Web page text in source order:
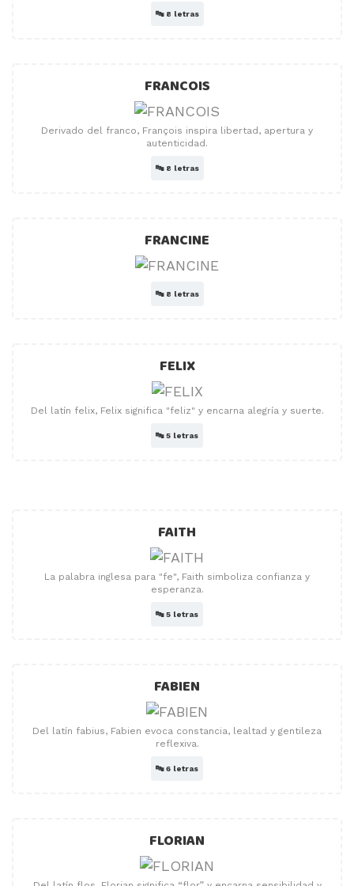
🔤 8 letras
FRANCOIS
Derivado del franco, François inspira libertad, apertura y
autenticidad.
🔤 8 letras
FRANCINE
🔤 8 letras
FELIX
Del latín felix, Felix significa "feliz" y encarna alegría y suerte.
🔤5 letras
FAITH
La palabra inglesa para "fe", Faith simboliza confianza y
esperanza.
🔤5 letras
FABIEN
Del latín fabius, Fabien evoca constancia, lealtad y gentileza
reflexiva.
🔤6 letras
FLORIAN